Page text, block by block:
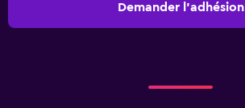
Demander l’adhésion